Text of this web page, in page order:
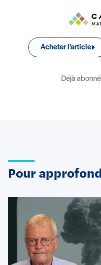
Acheter l’article
Déjà
Pour